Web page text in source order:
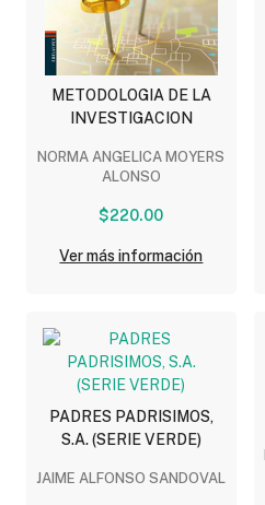
METODOLOGIA DE LA
INVESTIGACION
NORMA ANGELICA MOYERS
ALONSO
$220.00
Ver más información
PADRES PADRISIMOS,
S.A. (SERIE VERDE)
JAIME ALFONSO SANDOVAL